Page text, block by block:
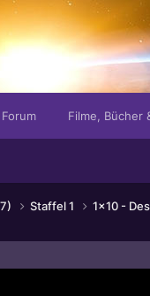
Forum Filme, Bücher
Staffel 1 1x10 -